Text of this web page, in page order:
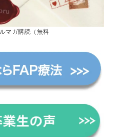
マガ購読（無料